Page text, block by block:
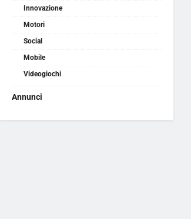
Innovazione
Motori
Social
Mobile
Videogiochi
Annunci